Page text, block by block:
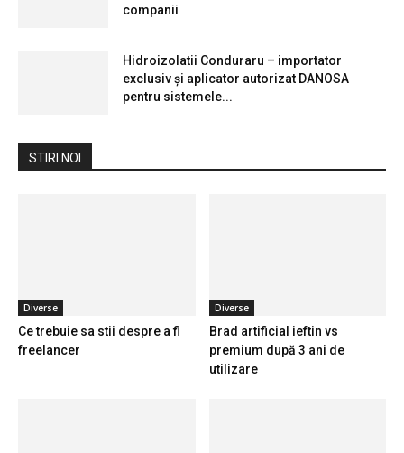
companii
Hidroizolatii Conduraru – importator
exclusiv și aplicator autorizat DANOSA
pentru sistemele...
STIRI NOI
Diverse
Ce trebuie sa stii despre a fi
freelancer
Diverse
Brad artificial ieftin vs
premium după 3 ani de
utilizare